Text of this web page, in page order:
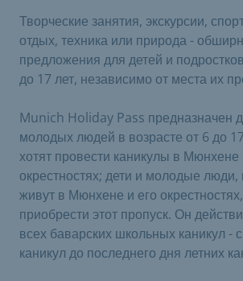
Творческие занятия, экскурсии,
отдых, техника или природа -
предложения для детей и
до 17 лет, независимо от места их
Munich Holiday Pass предназначен
молодых людей в возрасте от 6 до
хотят провести каникулы в Мюнхене
окрестностях; дети и молодые люди,
живут в Мюнхене и его
приобрести этот пропуск. Он
всех баварских школьных каникул -
каникул до последнего дня летних